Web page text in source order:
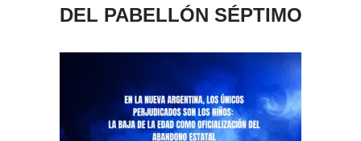
DEL PABELLÓN SÉPTIMO